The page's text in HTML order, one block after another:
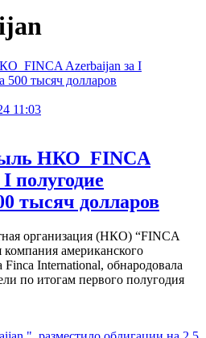
11:03
НКО FINCA
полугодие
тысяч долларов
организация (НКО) “FINCA
компания американского
Finca International, обнародовала
по итогам первого полугодия